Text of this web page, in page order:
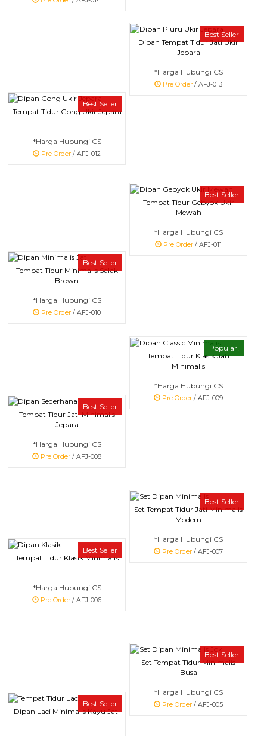
Best Seller
Dipan Tempat Tidur Jati Ukir
Jepara
*Harga Hubungi CS
Pre Order / AFJ-013
Best Seller
Tempat Tidur Gong Ukir Jepara
*Harga Hubungi CS
Pre Order / AFJ-012
Best Seller
Tempat Tidur Gebyok Ukir
Mewah
*Harga Hubungi CS
Pre Order / AFJ-011
Best Seller
Tempat Tidur Minimalis Salak
Brown
*Harga Hubungi CS
Pre Order / AFJ-010
Popular!
Tempat Tidur Klasik Jati
Minimalis
*Harga Hubungi CS
Pre Order / AFJ-009
Best Seller
Tempat Tidur Jati Minimalis
Jepara
*Harga Hubungi CS
Pre Order / AFJ-008
Best Seller
Set Tempat Tidur Jati Minimalis
Modern
*Harga Hubungi CS
Pre Order / AFJ-007
Best Seller
Tempat Tidur Klasik Minimalis
*Harga Hubungi CS
Pre Order / AFJ-006
Best Seller
Set Tempat Tidur Minimalis
Busa
*Harga Hubungi CS
Pre Order / AFJ-005
Best Seller
Dipan Laci Minimalis Kayu Jati